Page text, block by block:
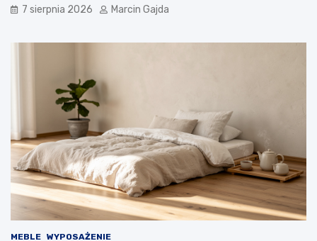
?
r
n
y
r
o
o
z
i
ż
7 sierpnia 2026 Marcin Gajda
MEBLE WYPOSAŻENIE